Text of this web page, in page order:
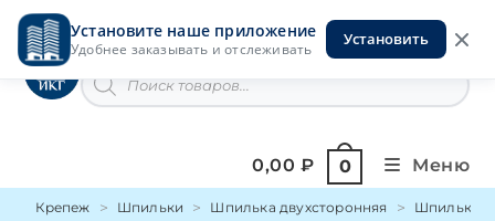
Установите наше приложение
Удобнее заказывать и отслеживать
Установить
Перейти
содержимомуИнструменты на Горской
товаров
0,00₽ 0 Меню
Крепеж Шпильки Шпилька двухсторонняя Шпилька